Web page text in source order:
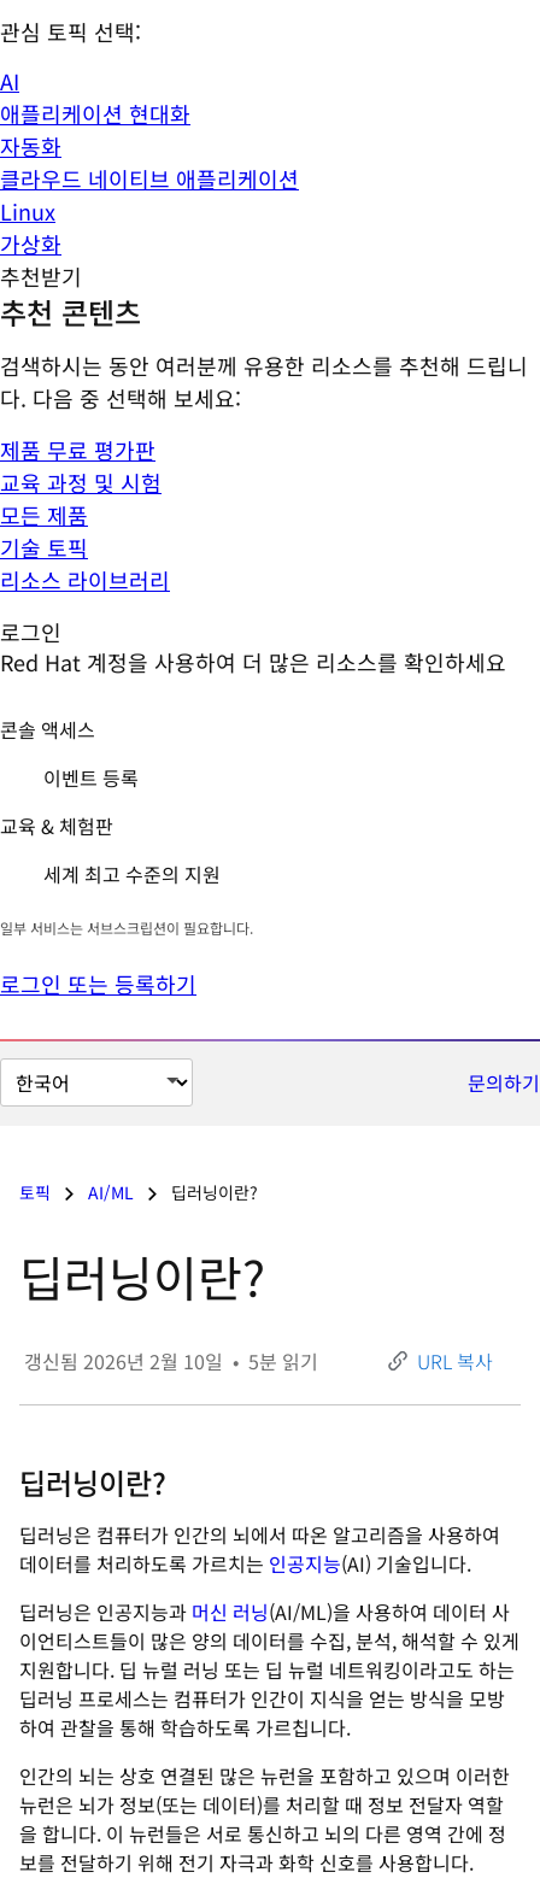
관심 토픽 선택:
AI
애플리케이션 현대화
자동화
클라우드 네이티브 애플리케이션
Linux
가상화
추천받기
추천 콘텐츠
검색하시는 동안 여러분께 유용한 리소스를 추천해 드립니
다. 다음 중 선택해 보세요:
제품 무료 평가판
교육 과정 및 시험
모든 제품
기술 토픽
리소스 라이브러리
로그인
Red Hat 계정을 사용하여 더 많은 리소스를 확인하세요
콘솔 액세스
이벤트 등록
교육 & 체험판
세계 최고 수준의 지원
일부 서비스는 서브스크립션이 필요합니다.
로그인 또는 등록하기
페
이
어
문의하기
토픽 AI/ML 딥러닝이란?
딥러닝이란?
갱신됨 2026년 2월 10일 • 5분 읽기 URL 복사
딥러닝이란?
딥러닝은 컴퓨터가 인간의 뇌에서 따온 알고리즘을 사용하여
데이터를 처리하도록 가르치는 인공지능(AI) 기술입니다.
딥러닝은 인공지능과 머신 러닝(AI/ML)을 사용하여 데이터 사
이언티스트들이 많은 양의 데이터를 수집, 분석, 해석할 수 있게
지원합니다. 딥 뉴럴 러닝 또는 딥 뉴럴 네트워킹이라고도 하는
딥러닝 프로세스는 컴퓨터가 인간이 지식을 얻는 방식을 모방
하여 관찰을 통해 학습하도록 가르칩니다.
인간의 뇌는 상호 연결된 많은 뉴런을 포함하고 있으며 이러한
뉴런은 뇌가 정보(또는 데이터)를 처리할 때 정보 전달자 역할
을 합니다. 이 뉴런들은 서로 통신하고 뇌의 다른 영역 간에 정
보를 전달하기 위해 전기 자극과 화학 신호를 사용합니다.